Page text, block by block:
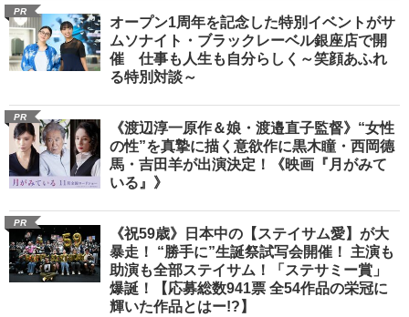
PR
オープン1周年を記念した特別イベントがサ
ムソナイト・ブラックレーベル銀座店で開
催 仕事も人生も自分らしく～笑顔あふれ
る特別対談～
PR
《渡辺淳一原作＆娘・渡邉直子監督》“女性
の性”を真摯に描く意欲作に黒木瞳・西岡德
馬・吉田羊が出演決定！《映画『月がみて
いる』》
PR
《祝59歳》日本中の【ステイサム愛】が大
暴走！ “勝手に”生誕祭試写会開催！ 主演も
助演も全部ステイサム！「ステサミー賞」
爆誕！【応募総数941票 全54作品の栄冠に
輝いた作品とはー!?】